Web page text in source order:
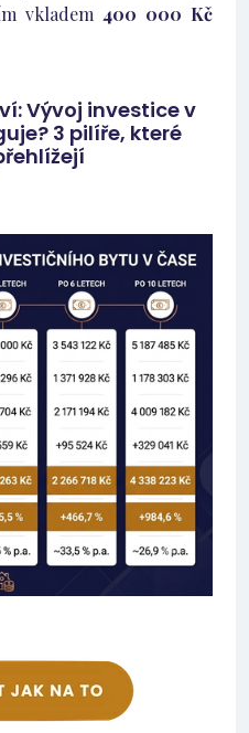
vkladem 400 000 Kč
Vývoj investice v
3 pilíře, které